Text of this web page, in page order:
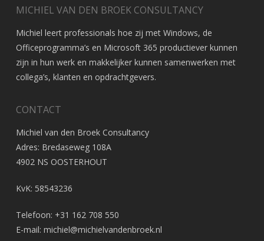
MICHIEL VAN DEN BROEK CONSULTANCY
Michiel leert professionals hoe zij met Windows, de
Officeprogramma’s en Microsoft 365 productiever kunnen
zijn in hun werk en makkelijker kunnen samenwerken met
collega’s, klanten en opdrachtgevers.
CONTACT
Michiel van den Broek Consultancy
Adres: Bredaseweg 108A
4902 NS OOSTERHOUT
KvK: 58543236
Telefoon: +31 162 708 550
E-mail: michiel@michielvandenbroek.nl